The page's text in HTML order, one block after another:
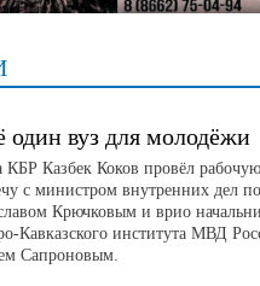
один вуз для молодёжи
КБР Казбек Коков провёл рабочую
с министром внутренних дел
Крючковым и врио
Кавказского института МВД
Сапроновым.